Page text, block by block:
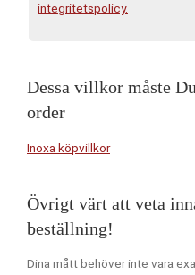
integritetspolicy.
Dessa villkor måste
order
Inoxa köpvillkor
Övrigt värt att veta
beställning!
Dina mått behöver inte vara